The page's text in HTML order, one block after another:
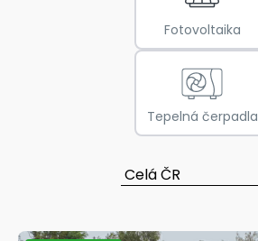
Fotovoltaika
Tepelná čerpadla